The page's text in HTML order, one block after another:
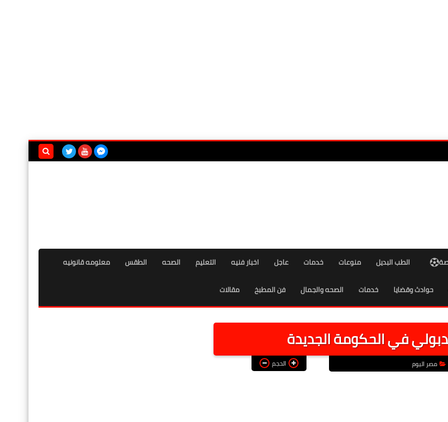
الطب البديل منوعات خدمات عاجل اخبار فنيه التعليم الصحه الطقس معلومه قانونيه
حوادث وقضايا خدمات الصحه والجمال فن المطبخ مقالات
في الحكومة الجديدة
مصر اليوم الحجم